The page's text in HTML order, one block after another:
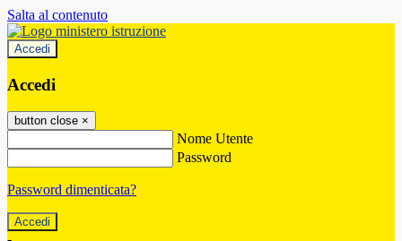
Salta al contenuto
Accedi
Accedi
button close ×
Nome Utente
Password
Password dimenticata?